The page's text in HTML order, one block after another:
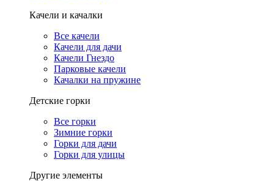
Качели и качалки
Все качели
Качели для дачи
Качели Гнездо
Парковые качели
Качалки на пружине
Детские горки
Все горки
Зимние горки
Горки для дачи
Горки для улицы
Другие элементы